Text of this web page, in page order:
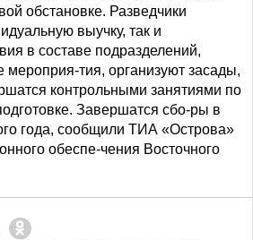
обстановке. Разведчики
выучку, так и
в составе подразделений,
тия, организуют засады,
контрольными занятиями по
Завершатся сбо-ры в
года, сообщили ТИА «Острова»
обеспе-чения Восточного